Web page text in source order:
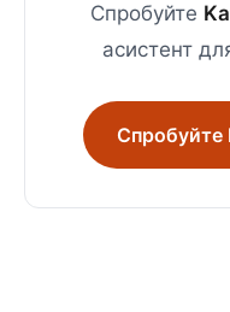
Спробуйте
асистент
Спробуйте